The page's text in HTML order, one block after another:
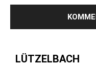
LÜTZELBACH